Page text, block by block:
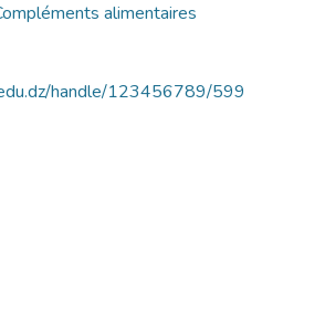
alimentaires
handle/123456789/599